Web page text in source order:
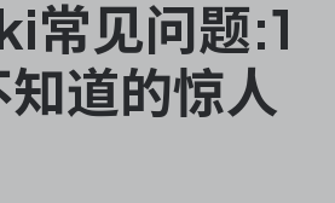
常见问题:1
道的惊人